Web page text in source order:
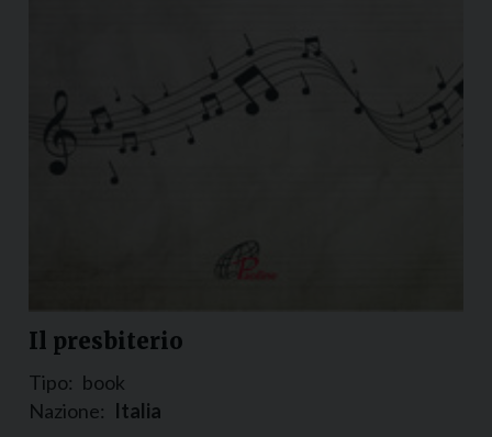
Il presbiterio
Tipo: book
Nazione: Italia